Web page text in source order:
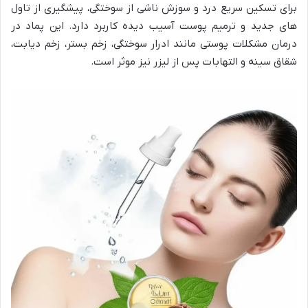
برای تسکین سریع درد و سوزش ناشی از سوختگی، پیشگیری از تاول
های جدید و ترمیم پوست آسیب دیده کاربرد دارد. این پماد در
درمان مشکلات پوستی مانند ادرار سوختگی، زخم بستر، زخم دیابت،
شقاق سینه و التهابات پس از لیزر نیز موثر است.